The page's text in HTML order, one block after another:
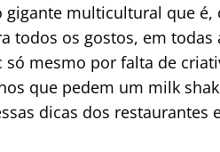
gigante multicultural que
todos os gostos, em
só mesmo por falta de
que pedem um milk
dicas dos